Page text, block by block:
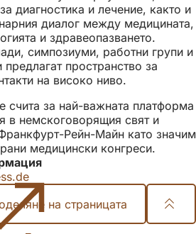
диагностика и лечение, както и
диалог между медицината,
и здравеопазването.
симпозиуми, работни групи и
пространство за
на високо ниво.
счита за най-важната платформа
в немскоговорящия свят и
Рейн-Майн като значим
медицински конгреси.
се
в
нов
на страницата